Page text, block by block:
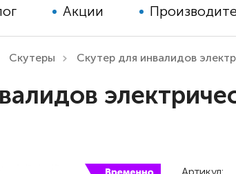
Коляски для
Детские
Акции
Скутеры Скутер для инвалидов